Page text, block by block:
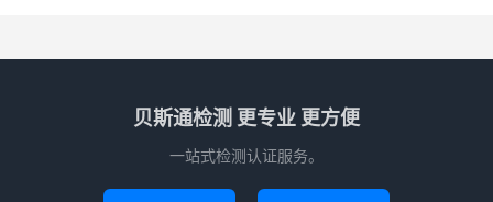
贝斯通检测 更专业 更方便
一站式检测认证服务。